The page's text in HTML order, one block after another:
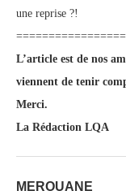
une reprise ?!
L’article est de nos
viennent de tenir
Merci.
La Rédaction LQA
MEROUANE